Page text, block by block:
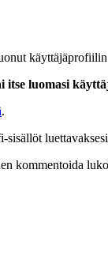
käyttäjäprofiilin
luomasi
.
sisällöt
kommentoida